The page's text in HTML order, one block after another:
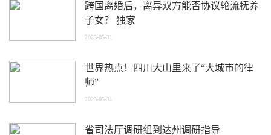
跨国离婚后，离异双方能否协议轮流抚养
子女？ 独家
2023-05-31
世界热点！四川大山里来了“大城市的律
师”
2023-05-31
省司法厅调研组到达州调研指导